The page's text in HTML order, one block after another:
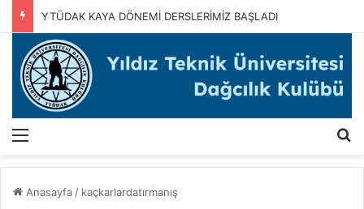
YTÜDAK KAYA DÖNEMİ DERSLERİMİZ BAŞLADI
Anasayfa / kaçkarlardatırmanış